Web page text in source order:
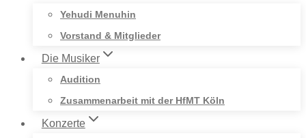
Yehudi Menuhin
Vorstand & Mitglieder
Die Musiker
Audition
Zusammenarbeit mit der HfMT Köln
Konzerte